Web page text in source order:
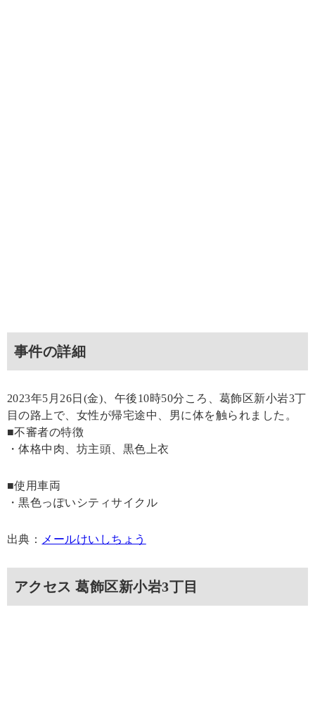
事件の詳細
2023年5月26日(金)、午後10時50分ころ、葛飾区新小岩3丁
目の路上で、女性が帰宅途中、男に体を触られました。
■不審者の特徴
・体格中肉、坊主頭、黒色上衣
■使用車両
・黒色っぽいシティサイクル
出典： メールけいしちょう
アクセス 葛飾区新小岩3丁目